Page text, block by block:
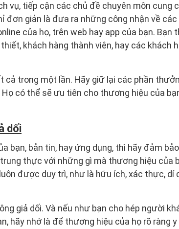
vụ, tiếp cận các chủ đề chuyên môn cung
đơn giản là đưa ra những công nhận về
của họ, trên web hay app của bạn. Bạn
khách hàng thành viên, hay các khách
cả trong một lần. Hãy giữ lại các phần
có thể sẽ ưu tiên cho thương hiệu của
dối
bạn, bản tin, hay ứng dụng, thì hãy đảm
thực với những gì mà thương hiệu của
được duy trì, như là hữu ích, xác thực, dí
giả dối. Và nếu như bạn cho hép người
hãy nhớ là để thương hiệu của họ rõ ràng